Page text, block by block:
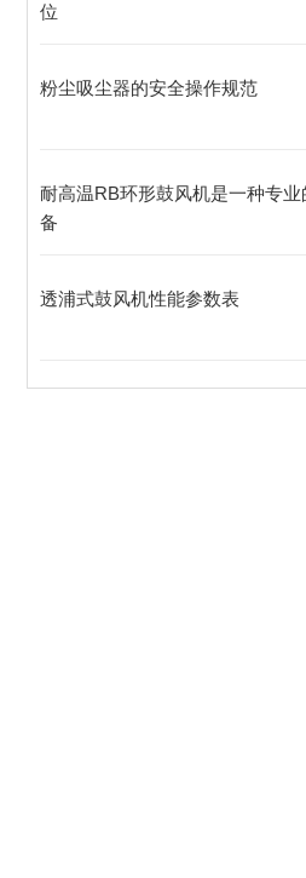
位
粉尘吸尘器的安全操作规范
耐高温RB环形鼓风机是一种专业
备
透浦式鼓风机性能参数表